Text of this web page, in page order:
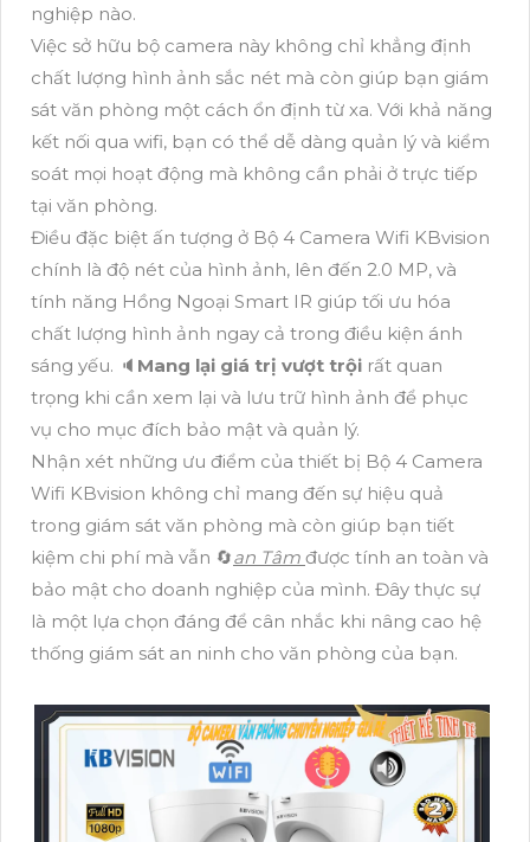
nghiệp nào.
Việc sở hữu bộ camera này không chỉ khẳng định
chất lượng hình ảnh sắc nét mà còn giúp bạn giám
sát văn phòng một cách ổn định từ xa. Với khả năng
kết nối qua wifi, bạn có thể dễ dàng quản lý và kiểm
soát mọi hoạt động mà không cần phải ở trực tiếp
tại văn phòng.
Điều đặc biệt ấn tượng ở Bộ 4 Camera Wifi KBvision
chính là độ nét của hình ảnh, lên đến 2.0 MP, và
tính năng Hồng Ngoại Smart IR giúp tối ưu hóa
chất lượng hình ảnh ngay cả trong điều kiện ánh
sáng yếu. 🔈 Mang lại giá trị vượt trội rất quan
trọng khi cần xem lại và lưu trữ hình ảnh để phục
vụ cho mục đích bảo mật và quản lý.
Nhận xét những ưu điểm của thiết bị Bộ 4 Camera
Wifi KBvision không chỉ mang đến sự hiệu quả
trong giám sát văn phòng mà còn giúp bạn tiết
kiệm chi phí mà vẫn 🔄an Tâm được tính an toàn và
bảo mật cho doanh nghiệp của mình. Đây thực sự
là một lựa chọn đáng để cân nhắc khi nâng cao hệ
thống giám sát an ninh cho văn phòng của bạn.